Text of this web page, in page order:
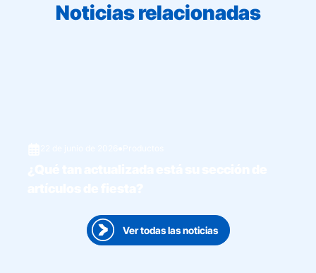
Noticias relacionadas
Ver todas las noticias